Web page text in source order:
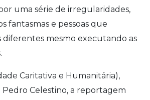
uma série de irregularidades,
fantasmas e pessoas que
diferentes mesmo executando as
Caritativa e Humanitária),
Pedro Celestino, a reportagem